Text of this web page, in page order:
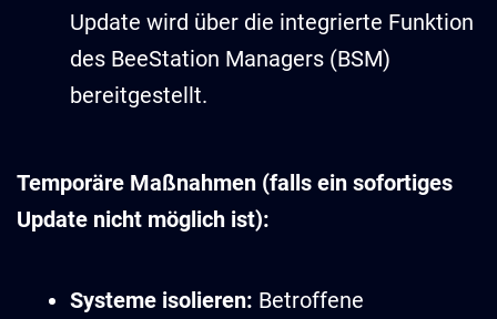
Update wird über die integrierte Funktion
des BeeStation Managers (BSM)
bereitgestellt.
Temporäre Maßnahmen (falls ein sofortiges
Update nicht möglich ist):
Systeme isolieren: Betroffene